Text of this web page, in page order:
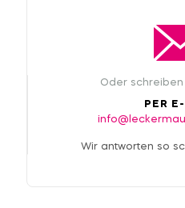
Oder
PER
Wir antworten so